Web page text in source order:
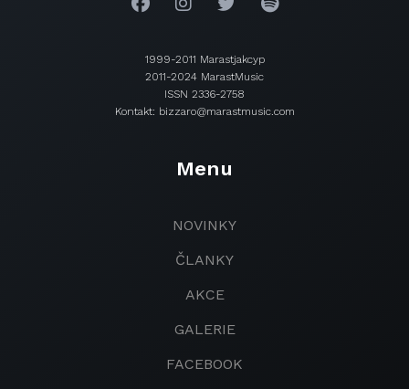
1999-2011 Marastjakcyp
2011-2024 MarastMusic
ISSN 2336-2758
Kontakt: bizzaro@marastmusic.com
Menu
NOVINKY
ČLANKY
AKCE
GALERIE
FACEBOOK